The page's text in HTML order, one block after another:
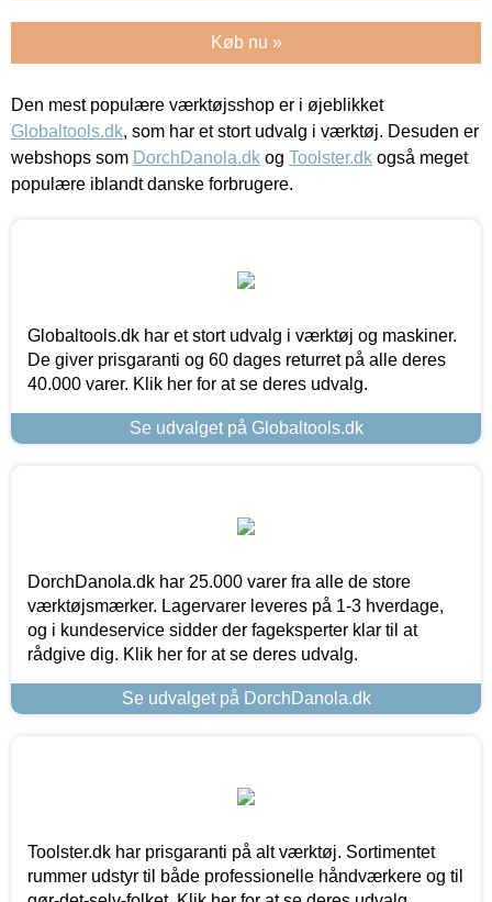
Køb nu »
Den mest populære værktøjsshop er i øjeblikket
Globaltools.dk, som har et stort udvalg i værktøj. Desuden er
webshops som DorchDanola.dk og Toolster.dk også meget
populære iblandt danske forbrugere.
Globaltools.dk har et stort udvalg i værktøj og maskiner.
De giver prisgaranti og 60 dages returret på alle deres
40.000 varer. Klik her for at se deres udvalg.
Se udvalget på Globaltools.dk
DorchDanola.dk har 25.000 varer fra alle de store
værktøjsmærker. Lagervarer leveres på 1-3 hverdage,
og i kundeservice sidder der fageksperter klar til at
rådgive dig. Klik her for at se deres udvalg.
Se udvalget på DorchDanola.dk
Toolster.dk har prisgaranti på alt værktøj. Sortimentet
rummer udstyr til både professionelle håndværkere og til